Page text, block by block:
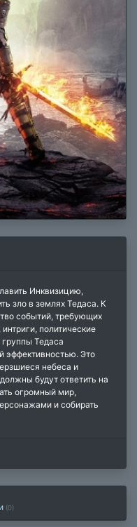
Инквизицию,
зло в землях Тедаса. К
событий, требующих
политические
Тедаса
эффективностью. Это
небеса и
будут ответить на
огромный мир,
и собирать
(0)